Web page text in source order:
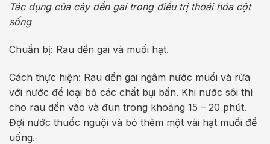
Tác dụng của cây dền gai trong điều trị thoái hóa cột
sống
Chuẩn bị: Rau dền gai và muối hạt.
Cách thực hiện: Rau dền gai ngâm nước muối và rửa
với nước để loại bỏ các chất bụi bẩn. Khi nước sôi thì
cho rau dền vào và đun trong khoảng 15 – 20 phút.
Đợi nước thuốc nguội và bỏ thêm một vài hạt muối để
uống.